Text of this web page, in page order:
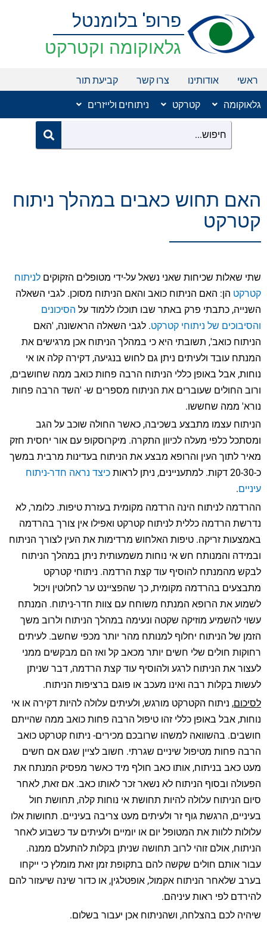
לתוכן
פרופ' בלומנטל
גלאוקומה וקטרקט
ראשי אודותינו צרו קשר קביעת תור
גלאוקומה קטרקט ניתוחים ולייזרים
האם תחוש כאבים במהלך ניתוח
קטרקט
שתי שאלות שכיחות שאני נשאל על-ידי מטופלים הזקוקיםלניתוח
קטרקט הן: האם הניתוח כואב והאם הניתוח מסוכן. לגבי השאלה
השנייה, כתבתי פרק באתר שבו תוכלו ללמוד על הסיכונים
והסיבוכים של ניתוחי קטרקט. לגבי השאלה הראשונה, 'האם
הניתוח כואב', תשובתי היא כי במהלך הניתוח אכן מרגישים את
המנתח עובד ולעיתים ניתן גם לחוש בנגיעה, דקירה קלה או אי
נוחות, אבל באופן כללי הניתוח הרבה פחות כואב ממה שחושבים,
ורוב החולים שעוברים את הניתוח מספרים ש- 'השד הרבה פחות
נורא' ממה שחששו.
הניתוח עצמו מתבצע בשכיבה, כאשר החולה שוכב על הגב
ומסתכל כלפי מעלה לכיוון התקרה. מיקרוסקופ עם אור יחסית חזק
מאיר לתוך העין והרופא מבצע את הניתוח בעדינות מרבית במשך
כ-20-30 דקות. למתעניינים, ניתן לראות
כיצד נראה חדר-ניתוח
עיניים.
ההרדמה לניתוח הינה הרדמה מקומית בעזרת טיפות. כלומר, לא
נדרשת הרדמה כללית לניתוח קטרקט ואפילו אין צורך בהרדמה
באמצעות זריקה. טיפות האלחוש מרדימות את העין לצורך הניתוח
ובמידה והמנותח חש אי נוחות משמעותית ניתן במהלך הניתוח
לבקש מהמנתח להוסיף עוד קצת הרדמה. ניתוחי קטרקט
מתבצעים בהרדמה מקומית, כך שהפציינט ער לחלוטין ויכול
לשמוע את הרופא המנתח משוחח עם צוות חדר-ניתוח. המנתח
עשוי להשמיע מוזיקה שקטה ונעימה במהלך הניתוח ולרוב משך
הזמן של הניתוח יחלוף למנותח מהר יותר מכפי שחשב. לעיתים
רחוקות חולים שלי חשים יותר מכאב קל ואז הם מבקשים ממני
לעצור את הניתוח לרגע ולהוסיף עוד קצת הרדמה, דבר שניתן
לעשות בקלות רבה ואינו מעכב או פוגם ברציפות הניתוח.
לסיכום, ניתוח הקטרקט מורגש, ולעיתים עלולה להיות דקירה או אי
נוחות, אבל באופן כללי זהו טיפול הרבה פחות כואב ממה שהייתם
חושבים. בהשוואה למשהו שרובכם מכירים- ניתוח קטרקט כואב
הרבה פחות מטיפול שיניים שגרתי. חשוב לציין שגם אם חשים
מעט כאב בניתוח, אותו כאב חולף מיד כאשר מפסיק המנתח את
הפעולה ובסוף הניתוח לא נשאר זכר לאותו כאב. אם זאת, לאחר
סיום הניתוח עלולה להיות תחושת אי נוחות קלה, תחושת חול
בעיניים, הרגשת גוף זר ולעיתים מעט צריבה בעיניים. תחושות אלו
עלולות ללוות את המטופל יום או יומיים ולעיתים עד כשבוע לאחר
הניתוח, אולם זוהי לרוב תחושה שניתן בקלות להתעלם ממנה.
עבור אותם חולים שקשה להם בתקופת זמן זאת מומלץ כי ייקחו
בערב שלאחר הניתוח אקמול, אופטלגין, או כדור שינה שיעזור להם
להירדם לפי ראות עיניהם.
שיהיה לכם בהצלחה, ושהניתוח אכן יעבור בשלום.